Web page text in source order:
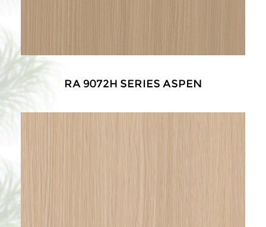
RA 9072H SERIES ASPEN